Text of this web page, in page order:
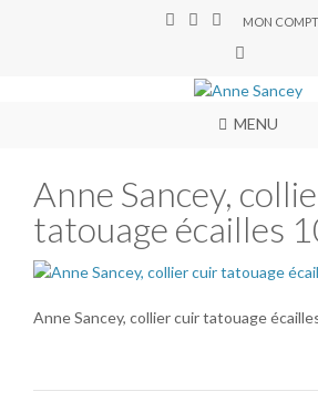
MON
MENU
Anne Sancey,
tatouage écailles
Anne Sancey, collier cuir tatouage